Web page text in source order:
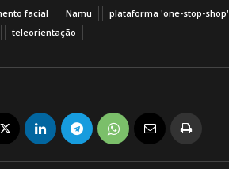
facial Namu plataforma 'one-stop-shop'
teleorientação